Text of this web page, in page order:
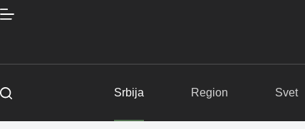
Srbija Region Svet